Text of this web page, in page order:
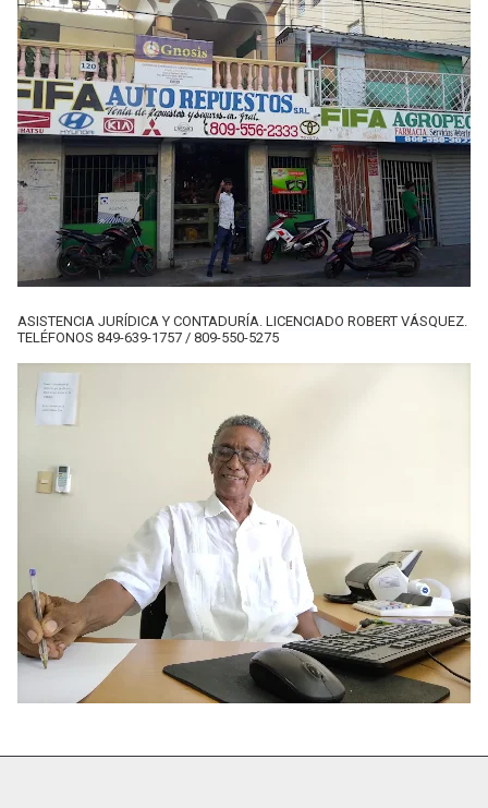
ASISTENCIA JURÍDICA Y CONTADURÍA. LICENCIADO ROBERT VÁSQUEZ.
TELÉFONOS 849-639-1757 / 809-550-5275